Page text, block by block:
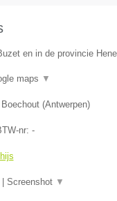
en in de provincie
maps ▼
Boechout(Antwerpen)
nr: -
Screenshot ▼